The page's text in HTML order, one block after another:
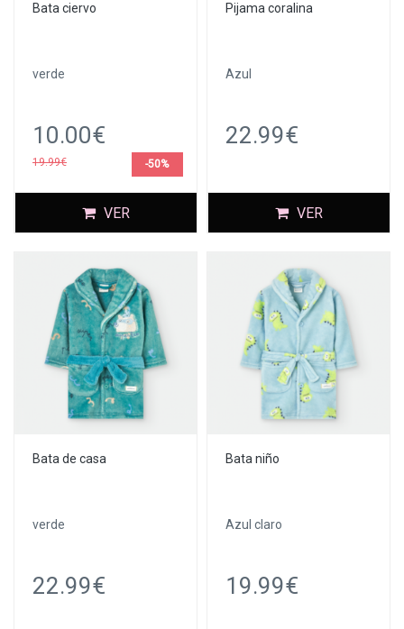
Bata ciervo
verde
10.00€
19.99€ -50%
VER
Pijama coralina
Azul
22.99€
VER
Bata de casa
verde
22.99€
Bata niño
Azul claro
19.99€